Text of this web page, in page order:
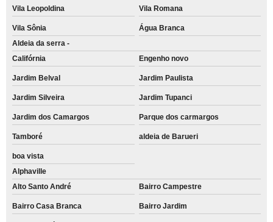
Vila Leopoldina Vila Romana
Vila Sônia
Água Branca
Aldeia da serra -
Califórnia
Engenho novo
Jardim Belval Jardim Paulista
Jardim Silveira Jardim Tupanci
Jardim dos Camargos Parque dos carmargos
Tamboré aldeia de Barueri
boa vista
Alphaville
Alto Santo André
Bairro Campestre
Bairro Casa Branca Bairro Jardim